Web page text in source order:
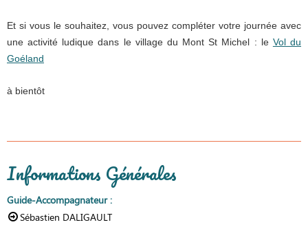
Et si vous le souhaitez, vous pouvez compléter votre journée avec
une activité ludique dans le village du Mont St Michel : le Vol du
Goéland
à bientôt
Informations Générales
Guide-Accompagnateur:
Sébastien DALIGAULT